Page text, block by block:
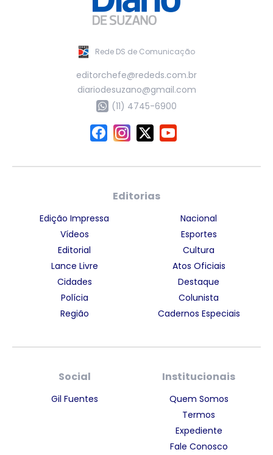
Rede DS de Comunicação
editorchefe@rededs.com.br
diariodesuzano@gmail.com
(11) 4745-6900
Editorias
Edição Impressa
Vídeos
Editorial
Lance Livre
Cidades
Polícia
Região
Nacional
Esportes
Cultura
Atos Oficiais
Destaque
Colunista
Cadernos Especiais
Social
Gil Fuentes
Institucionais
Quem Somos
Termos
Expediente
Fale Conosco